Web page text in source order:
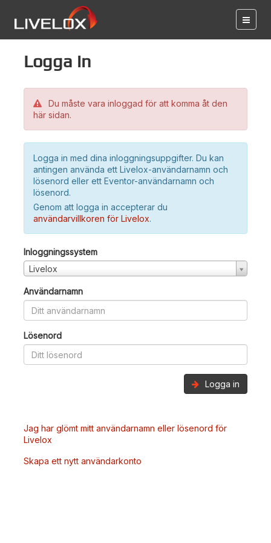
Logga in
Du måste vara inloggad för att komma åt den
här sidan.
Logga in med dina inloggningsuppgifter. Du kan
antingen använda ett Livelox-användarnamn och
lösenord eller ett Eventor-användarnamn och
lösenord.
Genom att logga in accepterar du
användarvillkoren för Livelox.
Inloggningssystem
Livelox
Användarnamn
Lösenord
Logga in
Jag har glömt mitt användarnamn eller lösenord för
Livelox
Skapa ett nytt användarkonto